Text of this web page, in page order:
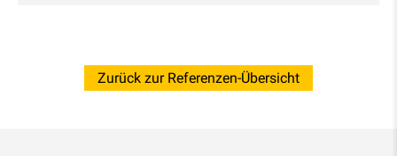
Zurück zur Referenzen-Übersicht